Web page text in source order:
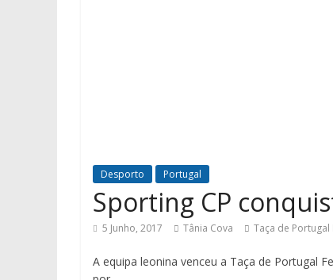
Desporto Portugal
Sporting CP
5 Junho, 2017 Tânia Cova Taça de Portugal
A equipa leonina venceu a Taça de Portugal